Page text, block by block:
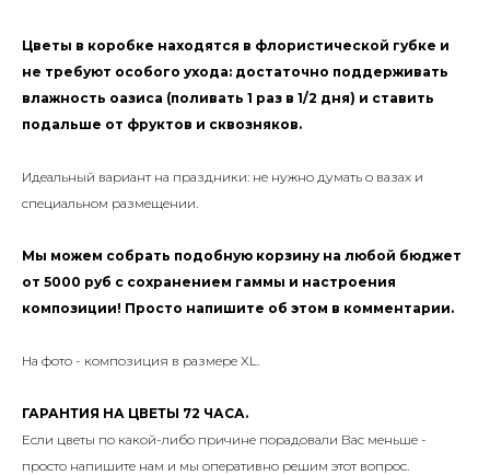
Цветы в коробке находятся в флористической губке и
не требуют особого ухода: достаточно поддерживать
влажность оазиса (поливать 1 раз в 1/2 дня) и ставить
подальше от фруктов и сквозняков.
Идеальный вариант на праздники: не нужно думать о вазах и
специальном размещении.
Мы можем собрать подобную корзину на любой бюджет
от 5000 руб с сохранением гаммы и настроения
композиции! Просто напишите об этом в комментарии.
На фото - композиция в размере XL.
ГАРАНТИЯ НА ЦВЕТЫ 72 ЧАСА.
Если цветы по какой-либо причине порадовали Вас меньше -
просто напишите нам и мы оперативно решим этот вопрос.